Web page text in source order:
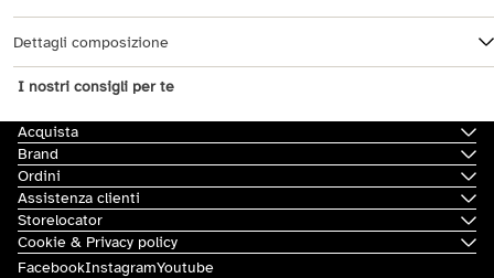
Dettagli composizione
I nostri consigli per te
Acquista
Brand
Ordini
Assistenza clienti
Storelocator
Cookie & Privacy policy
FacebookInstagramYoutube